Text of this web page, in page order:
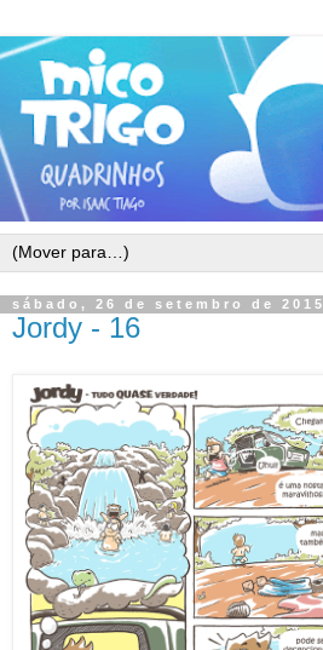
sábado, 26 de setembro de 2015
Jordy - 16